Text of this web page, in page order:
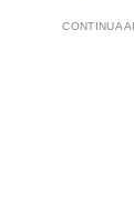
CONTINUA